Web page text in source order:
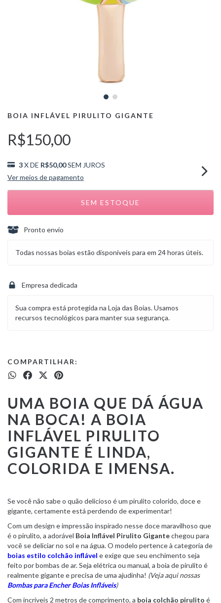
BOIA INFLÁVEL PIRULITO GIGANTE
R$150,00
3X DE R$50,00SEM JUROS
Ver meios de pagamento
Pronto envio
Todas nossas boias estão disponíveis para em 24 horas úteis.
Empresa dedicada
Sua compra está protegida na Loja das Boias. Usamos
recursos tecnológicos para manter sua segurança.
COMPARTILHAR:
UMA BOIA QUE DÁ ÁGUA
NA BOCA! A BOIA
INFLÁVEL PIRULITO
GIGANTE É LINDA,
COLORIDA E IMENSA.
Se você não sabe o quão delicioso é um pirulito colorido, doce e
gigante, certamente está perdendo de experimentar!
Com um design e impressão inspirado nesse doce maravilhoso que
é o pirulito, a adorável Boia Inflável Pirulito Gigantechegou para
você se deliciar no sol e na água. O modelo pertence à categoria de
boias estilo colchão inflável e exige que seu enchimento seja
feito por bombas de ar. Seja elétrica ou manual, a boia de pirulito é
realmente gigante e precisa de uma ajudinha! (Veja aqui nossas
Bombas para Encher Boias Infláveis)
Com incríveis 2 metros de comprimento, a boia colchão pirulito é